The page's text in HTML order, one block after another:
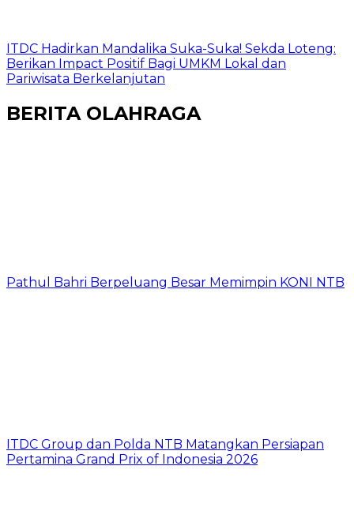
ITDC Hadirkan Mandalika Suka-Suka! Sekda Loteng:
Berikan Impact Positif Bagi UMKM Lokal dan
Pariwisata Berkelanjutan
BERITA OLAHRAGA
Pathul Bahri Berpeluang Besar Memimpin KONI NTB
ITDC Group dan Polda NTB Matangkan Persiapan
Pertamina Grand Prix of Indonesia 2026